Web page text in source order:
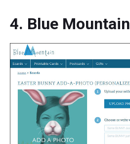
4. Blue Mountain